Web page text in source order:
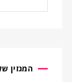
המגזין